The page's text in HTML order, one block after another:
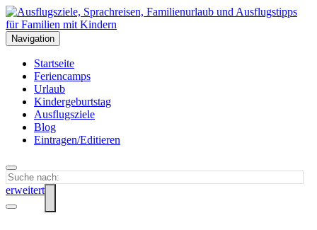
Navigation
Startseite
Feriencamps
Urlaub
Kindergeburtstag
Ausflugsziele
Blog
Eintragen/Editieren
erweitert